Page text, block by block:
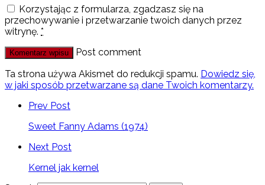
Korzystając z formularza, zgadzasz się na
przechowywanie i przetwarzanie twoich danych przez
witrynę. *
Post comment
Ta strona używa Akismet do redukcji spamu. Dowiedz się,
w jaki sposób przetwarzane są dane Twoich komentarzy.
Prev Post
Sweet Fanny Adams (1974)
Next Post
Kernel jak kernel